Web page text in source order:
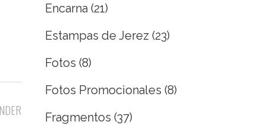
Encarna (21)
Estampas de Jerez (23)
Fotos (8)
Fotos Promocionales (8)
Fragmentos (37)